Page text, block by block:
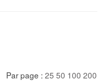
Par page : 25 50 100 200